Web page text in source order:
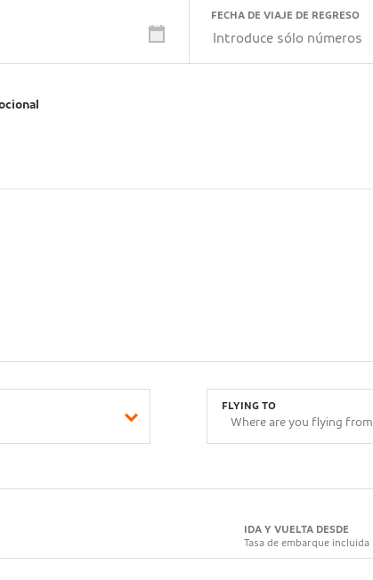
Show
FECHA DE VIAJE DE REGRESO
FLYING TO
IDA Y VUELTA DESDE
Tasa de embarque incluida